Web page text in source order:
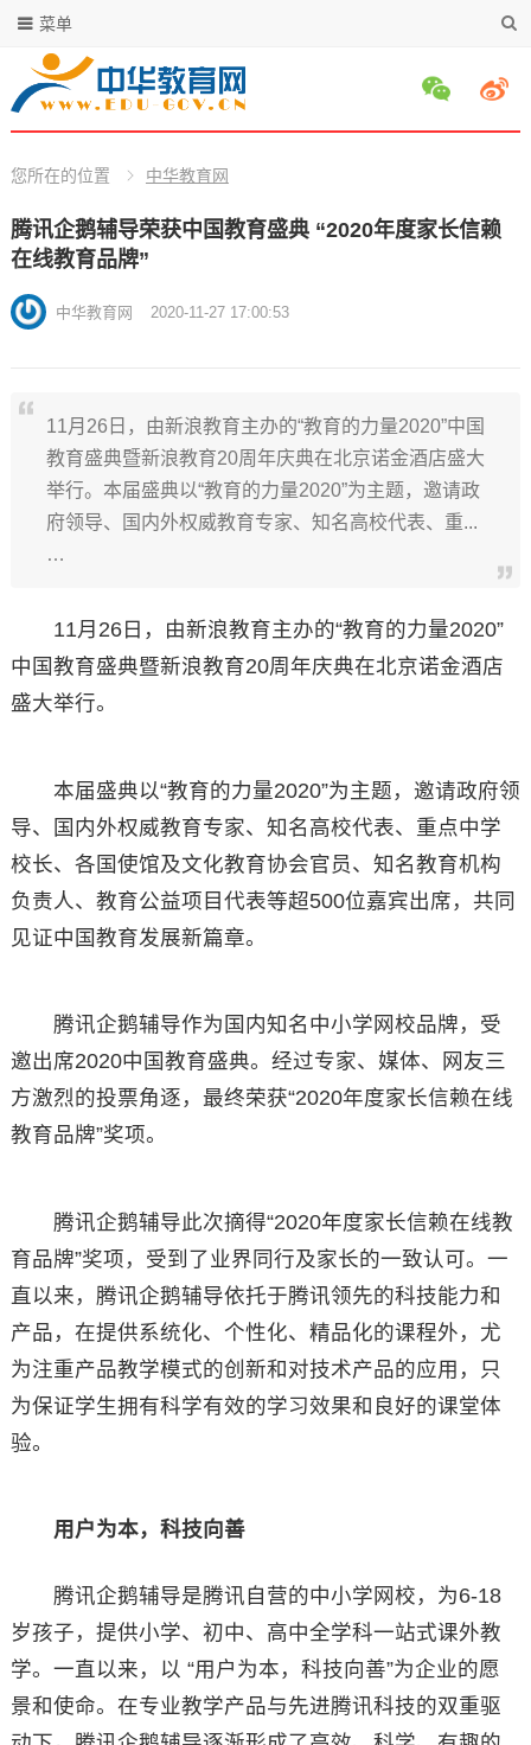
菜单
您所在的位置 中华教育网
腾讯企鹅辅导荣获中国教育盛典 “2020年度家长信赖
在线教育品牌”
中华教育网 2020-11-27 17:00:53
11月26日，由新浪教育主办的“教育的力量2020”中国
教育盛典暨新浪教育20周年庆典在北京诺金酒店盛大
举行。本届盛典以“教育的力量2020”为主题，邀请政
府领导、国内外权威教育专家、知名高校代表、重...
…
11月26日，由新浪教育主办的“教育的力量2020”
中国教育盛典暨新浪教育20周年庆典在北京诺金酒店
盛大举行。
本届盛典以“教育的力量2020”为主题，邀请政府领
导、国内外权威教育专家、知名高校代表、重点中学
校长、各国使馆及文化教育协会官员、知名教育机构
负责人、教育公益项目代表等超500位嘉宾出席，共同
见证中国教育发展新篇章。
腾讯企鹅辅导作为国内知名中小学网校品牌，受
邀出席2020中国教育盛典。经过专家、媒体、网友三
方激烈的投票角逐，最终荣获“2020年度家长信赖在线
教育品牌”奖项。
腾讯企鹅辅导此次摘得“2020年度家长信赖在线教
育品牌”奖项，受到了业界同行及家长的一致认可。一
直以来，腾讯企鹅辅导依托于腾讯领先的科技能力和
产品，在提供系统化、个性化、精品化的课程外，尤
为注重产品教学模式的创新和对技术产品的应用，只
为保证学生拥有科学有效的学习效果和良好的课堂体
验。
用户为本，科技向善
腾讯企鹅辅导是腾讯自营的中小学网校，为6-18
岁孩子，提供小学、初中、高中全学科一站式课外教
学。一直以来，以 “用户为本，科技向善”为企业的愿
景和使命。在专业教学产品与先进腾讯科技的双重驱